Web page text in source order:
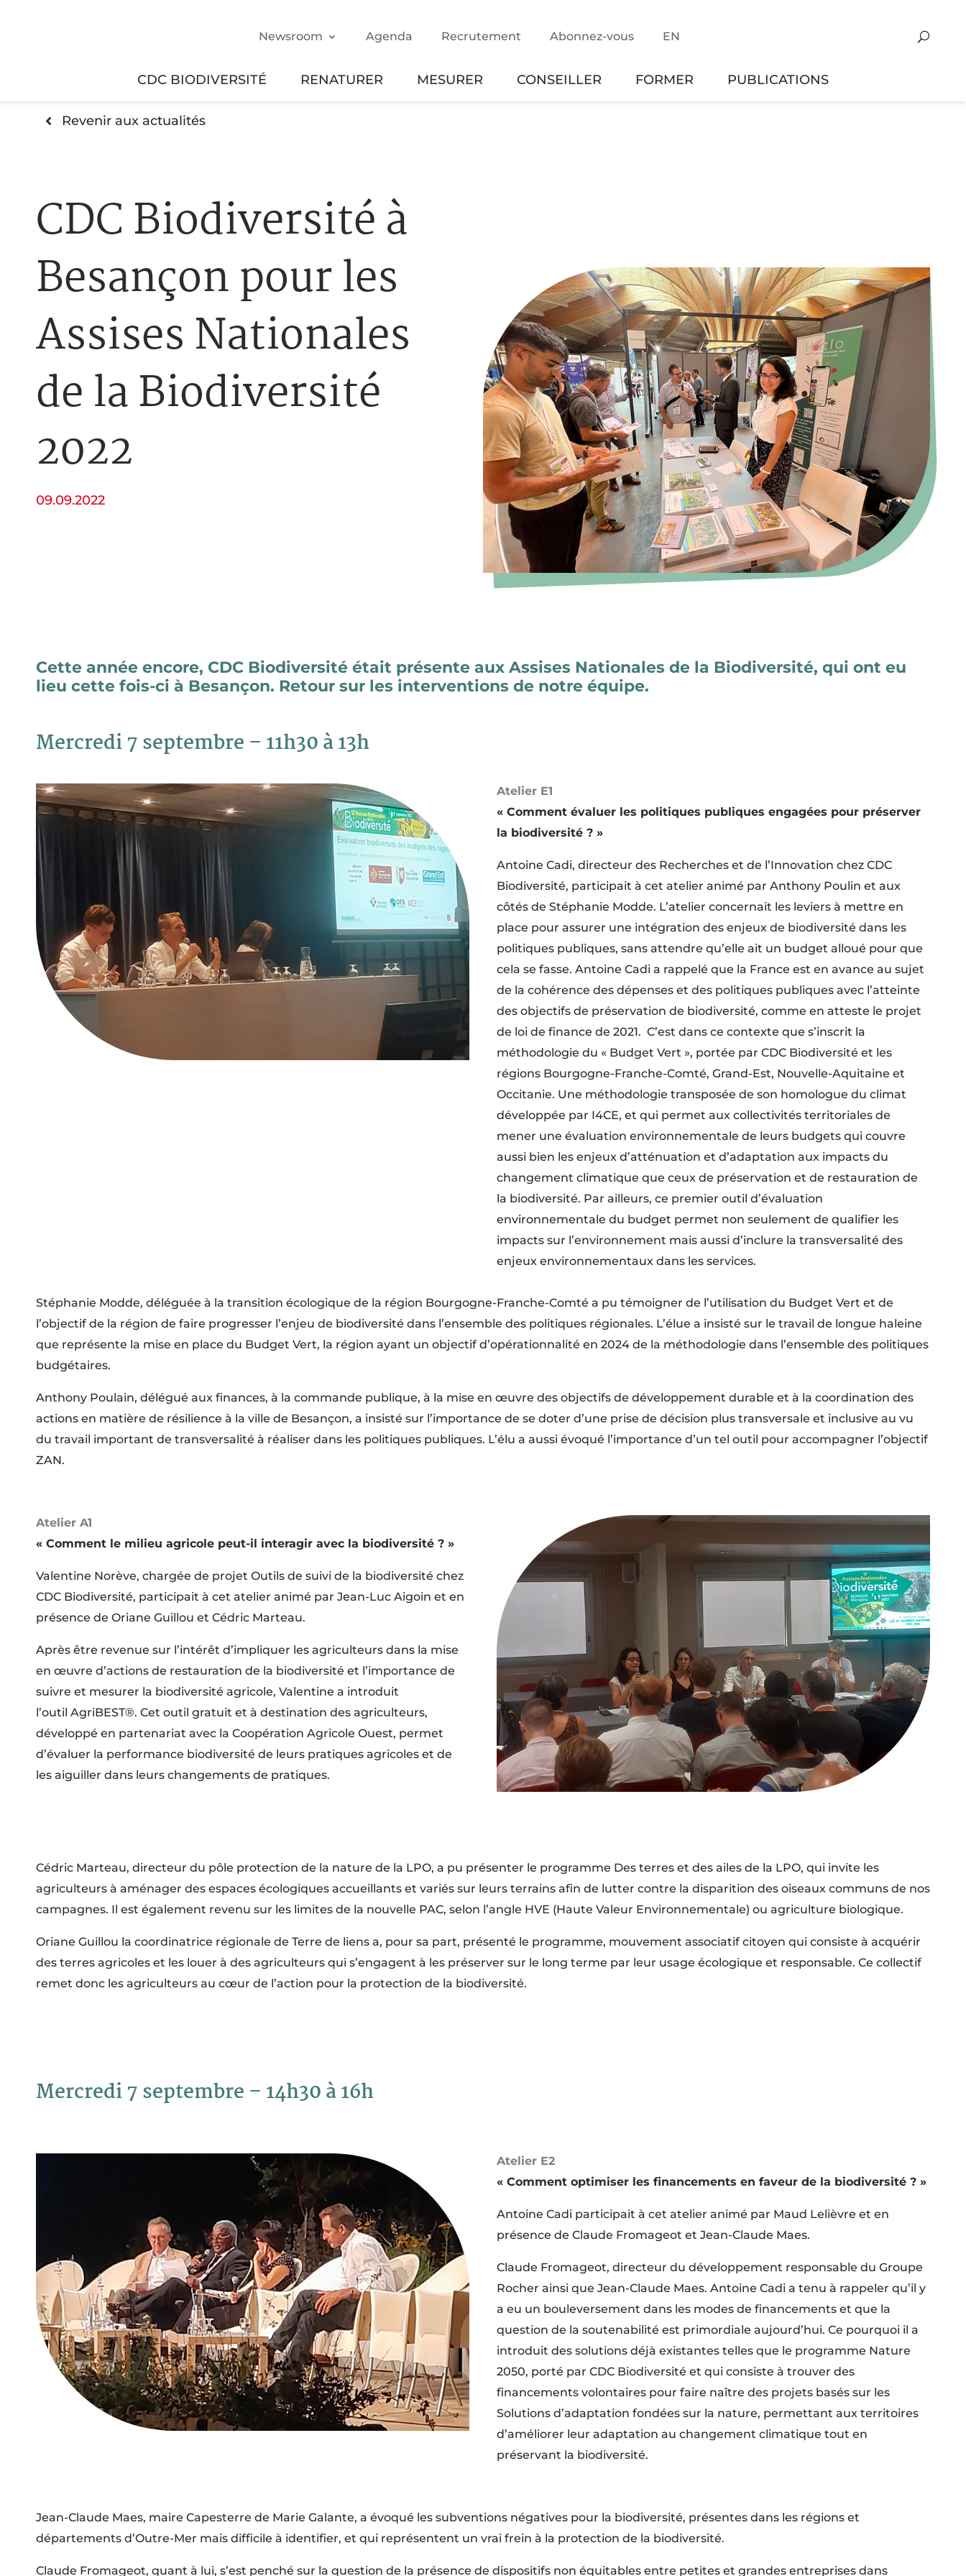
Newsroom Agenda Recrutement Abonnez-vous EN
CDC BIODIVERSITÉ RENATURER MESURER CONSEILLER FORMER PUBLICATIONS
Revenir aux actualités
CDC Biodiversité à
Besançon pour les
Assises Nationales
de la Biodiversité
2022
09.09.2022
Cette année encore, CDC Biodiversité était présente aux Assises Nationales de la Biodiversité, qui ont eu
lieu cette fois-ci à Besançon. Retour sur les interventions de notre équipe.
Mercredi 7 septembre – 11h30 à 13h
Atelier E1
« Comment évaluer les politiques publiques engagées pour préserver
la biodiversité ? »
Antoine Cadi, directeur des Recherches et de l’Innovation chez CDC
Biodiversité, participait à cet atelier animé par Anthony Poulin et aux
côtés de Stéphanie Modde. L’atelier concernait les leviers à mettre en
place pour assurer une intégration des enjeux de biodiversité dans les
politiques publiques, sans attendre qu’elle ait un budget alloué pour que
cela se fasse. Antoine Cadi a rappelé que la France est en avance au sujet
de la cohérence des dépenses et des politiques publiques avec l’atteinte
des objectifs de préservation de biodiversité, comme en atteste le projet
de loi de finance de 2021. C’est dans ce contexte que s’inscrit la
méthodologie du « Budget Vert », portée par CDC Biodiversité et les
régions Bourgogne-Franche-Comté, Grand-Est, Nouvelle-Aquitaine et
Occitanie. Une méthodologie transposée de son homologue du climat
développée par I4CE, et qui permet aux collectivités territoriales de
mener une évaluation environnementale de leurs budgets qui couvre
aussi bien les enjeux d’atténuation et d’adaptation aux impacts du
changement climatique que ceux de préservation et de restauration de
la biodiversité. Par ailleurs, ce premier outil d’évaluation
environnementale du budget permet non seulement de qualifier les
impacts sur l’environnement mais aussi d’inclure la transversalité des
enjeux environnementaux dans les services.
Stéphanie Modde, déléguée à la transition écologique de la région Bourgogne-Franche-Comté a pu témoigner de l’utilisation du Budget Vert et de
l’objectif de la région de faire progresser l’enjeu de biodiversité dans l’ensemble des politiques régionales. L’élue a insisté sur le travail de longue haleine
que représente la mise en place du Budget Vert, la région ayant un objectif d’opérationnalité en 2024 de la méthodologie dans l’ensemble des politiques
budgétaires.
Anthony Poulain, délégué aux finances, à la commande publique, à la mise en œuvre des objectifs de développement durable et à la coordination des
actions en matière de résilience à la ville de Besançon, a insisté sur l’importance de se doter d’une prise de décision plus transversale et inclusive au vu
du travail important de transversalité à réaliser dans les politiques publiques. L’élu a aussi évoqué l’importance d’un tel outil pour accompagner l’objectif
ZAN.
Atelier A1
« Comment le milieu agricole peut-il interagir avec la biodiversité ? »
Valentine Norève, chargée de projet Outils de suivi de la biodiversité chez
CDC Biodiversité, participait à cet atelier animé par Jean-Luc Aigoin et en
présence de Oriane Guillou et Cédric Marteau.
Après être revenue sur l’intérêt d’impliquer les agriculteurs dans la mise
en œuvre d’actions de restauration de la biodiversité et l’importance de
suivre et mesurer la biodiversité agricole, Valentine a introduit
l’outil AgriBEST®. Cet outil gratuit et à destination des agriculteurs,
développé en partenariat avec la Coopération Agricole Ouest, permet
d’évaluer la performance biodiversité de leurs pratiques agricoles et de
les aiguiller dans leurs changements de pratiques.
Cédric Marteau, directeur du pôle protection de la nature de la LPO, a pu présenter le programme Des terres et des ailes de la LPO, qui invite les
agriculteurs à aménager des espaces écologiques accueillants et variés sur leurs terrains afin de lutter contre la disparition des oiseaux communs de nos
campagnes. Il est également revenu sur les limites de la nouvelle PAC, selon l’angle HVE (Haute Valeur Environnementale) ou agriculture biologique.
Oriane Guillou la coordinatrice régionale de Terre de liens a, pour sa part, présenté le programme, mouvement associatif citoyen qui consiste à acquérir
des terres agricoles et les louer à des agriculteurs qui s’engagent à les préserver sur le long terme par leur usage écologique et responsable. Ce collectif
remet donc les agriculteurs au cœur de l’action pour la protection de la biodiversité.
Mercredi 7 septembre – 14h30 à 16h
Atelier E2
« Comment optimiser les financements en faveur de la biodiversité ? »
Antoine Cadi participait à cet atelier animé par Maud Lelièvre et en
présence de Claude Fromageot et Jean-Claude Maes.
Claude Fromageot, directeur du développement responsable du Groupe
Rocher ainsi que Jean-Claude Maes. Antoine Cadi a tenu à rappeler qu’il y
a eu un bouleversement dans les modes de financements et que la
question de la soutenabilité est primordiale aujourd’hui. Ce pourquoi il a
introduit des solutions déjà existantes telles que le programme Nature
2050, porté par CDC Biodiversité et qui consiste à trouver des
financements volontaires pour faire naître des projets basés sur les
Solutions d’adaptation fondées sur la nature, permettant aux territoires
d’améliorer leur adaptation au changement climatique tout en
préservant la biodiversité.
Jean-Claude Maes, maire Capesterre de Marie Galante, a évoqué les subventions négatives pour la biodiversité, présentes dans les régions et
départements d’Outre-Mer mais difficile à identifier, et qui représentent un vrai frein à la protection de la biodiversité.
Claude Fromageot, quant à lui, s’est penché sur la question de la présence de dispositifs non équitables entre petites et grandes entreprises dans